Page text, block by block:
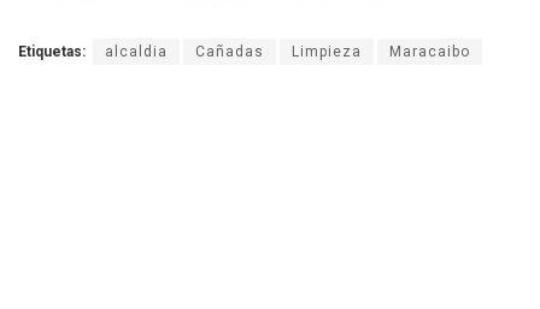
Etiquetas: alcaldia Cañadas Limpieza Maracaibo